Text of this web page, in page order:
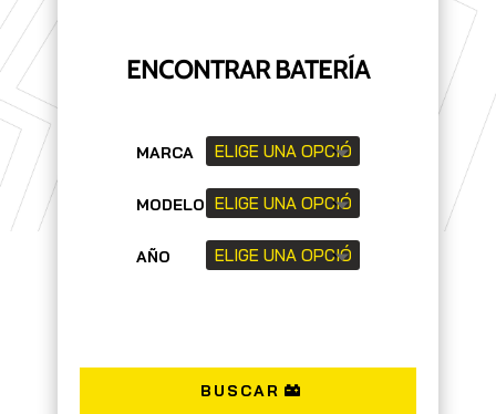
ENCONTRAR BATERÍA
MARCA
MODELO
AÑO
BUSCAR